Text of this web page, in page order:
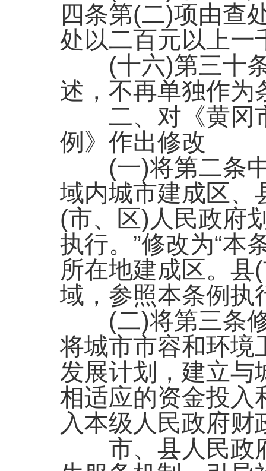
四条第(二)项由查
处以二百元以上一
(十六)第三十条
述，不再单独作为
二、对《黄冈
例》作出修改
(一)将第二条中
域内城市建成区、
(市、区)人民政府
执行。”修改为“本
所在地建成区。
域，参照本条例执
(二)将第三条修
将城市市容和环境
发展计划，建立与
相适应的资金投入
入本级人民政府财
市、县人民政